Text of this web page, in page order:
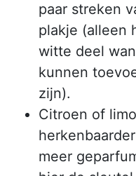
paar streken
plakje (alleen
witte deel
kunnen
zijn).
Citroen of
meer